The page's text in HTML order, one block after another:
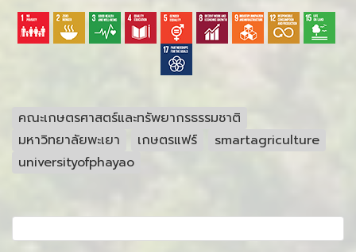
คณะเกษตรศาสตร์และทรัพยากรธรรมชาติ
มหาวิทยาลัยพะเยา
เกษตรแฟร์
smartagriculture
universityofphayao